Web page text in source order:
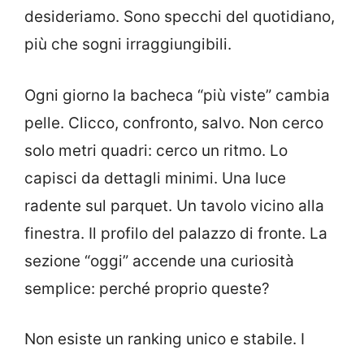
desideriamo. Sono specchi del quotidiano,
più che sogni irraggiungibili.
Ogni giorno la bacheca “più viste” cambia
pelle. Clicco, confronto, salvo. Non cerco
solo metri quadri: cerco un ritmo. Lo
capisci da dettagli minimi. Una luce
radente sul parquet. Un tavolo vicino alla
finestra. Il profilo del palazzo di fronte. La
sezione “oggi” accende una curiosità
semplice: perché proprio queste?
Non esiste un ranking unico e stabile. I